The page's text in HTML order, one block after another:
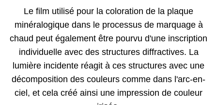
Le film utilisé pour la coloration de la plaque
minéralogique dans le processus de marquage à
chaud peut également être pourvu d'une inscription
individuelle avec des structures diffractives. La
lumière incidente réagit à ces structures avec une
décomposition des couleurs comme dans l'arc-en-
ciel, et cela créé ainsi une impression de couleur